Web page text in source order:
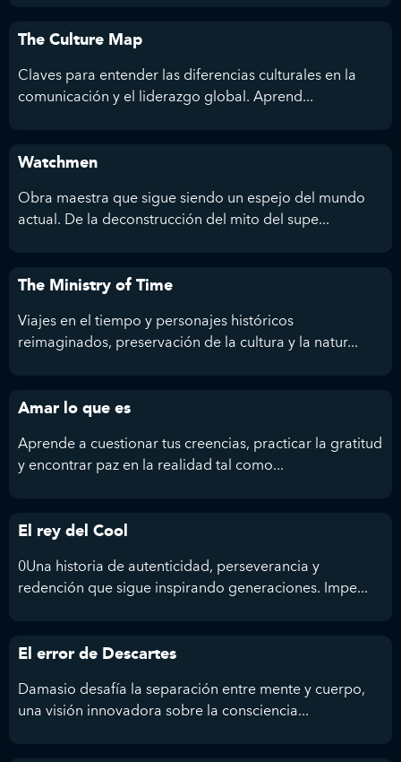
The Culture Map
Claves para entender las diferencias culturales en la
comunicación y el liderazgo global. Aprend...
Watchmen
Obra maestra que sigue siendo un espejo del mundo
actual. De la deconstrucción del mito del supe...
The Ministry of Time
Viajes en el tiempo y personajes históricos
reimaginados, preservación de la cultura y la natur...
Amar lo que es
Aprende a cuestionar tus creencias, practicar la gratitud
y encontrar paz en la realidad tal como...
El rey del Cool
0Una historia de autenticidad, perseverancia y
redención que sigue inspirando generaciones. Impe...
El error de Descartes
Damasio desafía la separación entre mente y cuerpo,
una visión innovadora sobre la consciencia...